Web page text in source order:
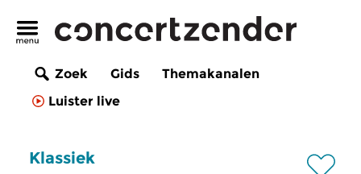
Zoek Gids
Themakanalen
Luister live
Klassiek